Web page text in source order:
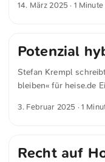
einschränken oder
Prozent der befragten
komplett zu beenden.
14. März 2025 · 1
Potenzial
Stefan Krempl
bleiben« für heise.de
Potenzial hybrider
Rückkehr zur
3. Februar 2025 · 1
Recht auf